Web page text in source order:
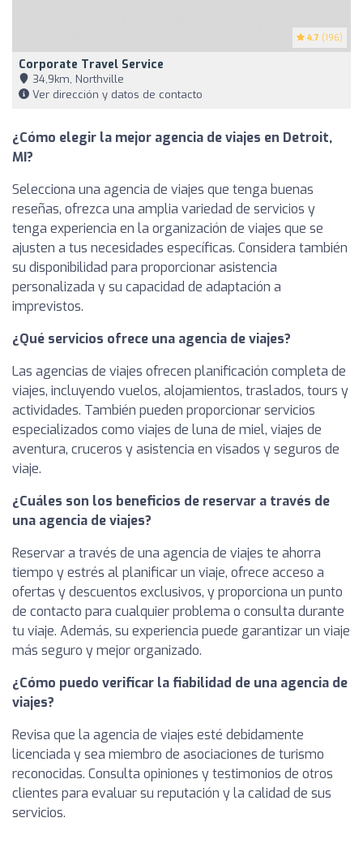
4.7 (196)
Corporate Travel Service
34,9km, Northville
Ver dirección y datos de contacto
¿Cómo elegir la mejor agencia de viajes en Detroit,
MI?
Selecciona una agencia de viajes que tenga buenas
reseñas, ofrezca una amplia variedad de servicios y
tenga experiencia en la organización de viajes que se
ajusten a tus necesidades específicas. Considera también
su disponibilidad para proporcionar asistencia
personalizada y su capacidad de adaptación a
imprevistos.
¿Qué servicios ofrece una agencia de viajes?
Las agencias de viajes ofrecen planificación completa de
viajes, incluyendo vuelos, alojamientos, traslados, tours y
actividades. También pueden proporcionar servicios
especializados como viajes de luna de miel, viajes de
aventura, cruceros y asistencia en visados y seguros de
viaje.
¿Cuáles son los beneficios de reservar a través de
una agencia de viajes?
Reservar a través de una agencia de viajes te ahorra
tiempo y estrés al planificar un viaje, ofrece acceso a
ofertas y descuentos exclusivos, y proporciona un punto
de contacto para cualquier problema o consulta durante
tu viaje. Además, su experiencia puede garantizar un viaje
más seguro y mejor organizado.
¿Cómo puedo verificar la fiabilidad de una agencia de
viajes?
Revisa que la agencia de viajes esté debidamente
licenciada y sea miembro de asociaciones de turismo
reconocidas. Consulta opiniones y testimonios de otros
clientes para evaluar su reputación y la calidad de sus
servicios.